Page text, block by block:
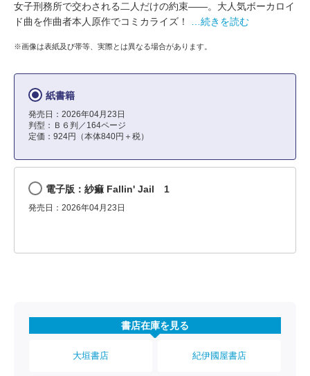
女子刑務所で交わされる二人だけの約束――。大人気ボーカロイ
ド曲を作曲者本人原作でコミカライズ！
…続きを読む
※画像は表紙及び帯等、実際とは異なる場合があります。
紙書籍
発売日：2026年04月23日
判型：Ｂ６判／164ページ
定価：924円（本体840円＋税）
電子版：紗痲 Fallin' Jail 1
発売日：2026年04月23日
書店在庫を見る
大垣書店 紀伊國屋書店